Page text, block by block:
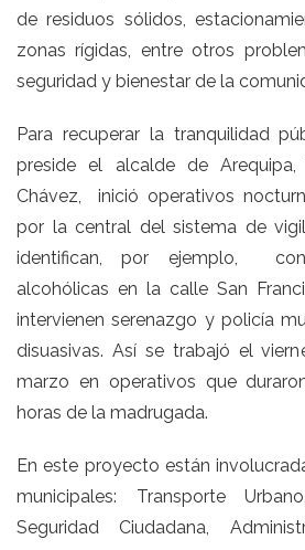
de residuos sólidos,
zonas rígidas, entre otros
seguridad y bienestar de la
Para recuperar la tranquilidad
preside el alcalde de
Chávez, inició operativos
por la central del sistema de
identifican, por ejemplo,
alcohólicas en la calle San
intervienen serenazgo y policía
disuasivas. Así se trabajó el
marzo en operativos que
horas de la madrugada.
En este proyecto están
municipales: Transporte
Seguridad Ciudadana,